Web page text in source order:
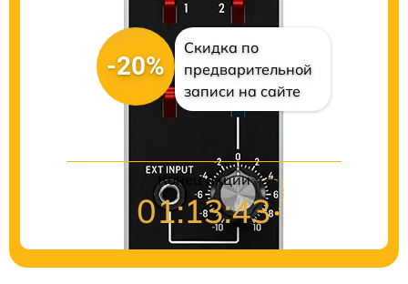
-20%
Скидка по
предварительной
записи на сайте
Конец акции
01:13:43